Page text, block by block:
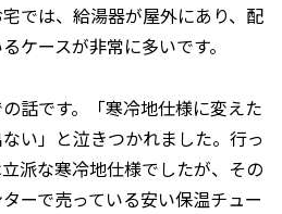
では、給湯器が屋外にあり、配
ケースが非常に多いです。
話です。「寒冷地仕様に変えた
い」と泣きつかれました。行っ
派な寒冷地仕様でしたが、その
ーで売っている安い保温チュー